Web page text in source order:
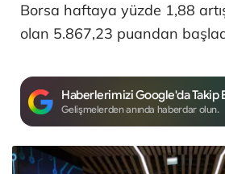
Borsa haftaya yüzde 1,88
olan 5.867,23 puandan
Haberlerimizi Google'da Takip
Gelişmelerden anında haberdar olun.